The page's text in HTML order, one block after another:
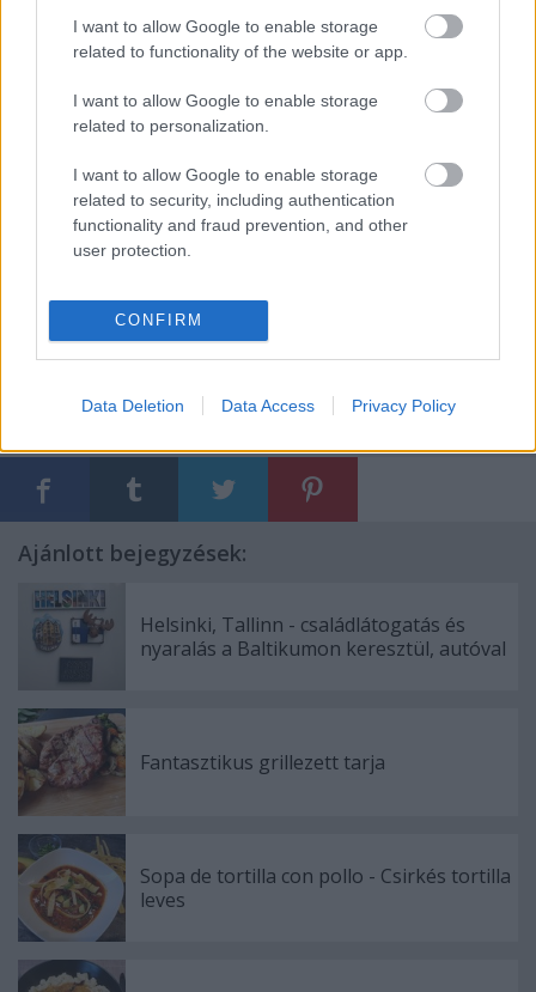
I want to allow Google to enable storage
related to functionality of the website or app.
I want to allow Google to enable storage
related to personalization.
I want to allow Google to enable storage
related to security, including authentication
functionality and fraud prevention, and other
user protection.
CONFIRM
Data Deletion Data Access Privacy Policy
Takarékon hagyjuk átpuhulni a lencsét és a répákat,
közben egy serpenyőben felkarikázott
grillkolbászokat pirítunk - mert nemhogy már
hiányozzon egy kis husi a főzelékből. :-)
Címkék:konyha lencse recept főzelék koriander kurkuma
Ajánlott bejegyzések:
Helsinki, Tallinn - családlátogatás és
nyaralás a Baltikumon keresztül, autóval
Fantasztikus grillezett tarja
Sopa de tortilla con pollo - Csirkés tortilla
leves